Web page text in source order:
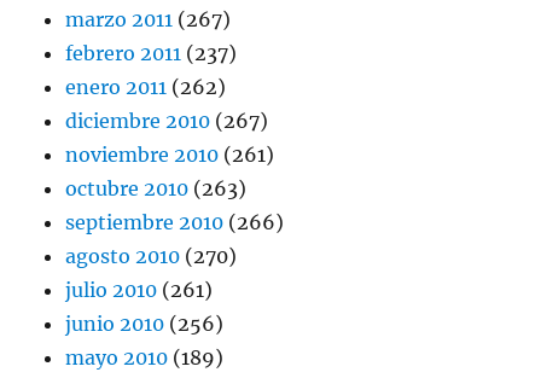
marzo 2011 (267)
febrero 2011 (237)
enero 2011 (262)
diciembre 2010 (267)
noviembre 2010 (261)
octubre 2010 (263)
septiembre 2010 (266)
agosto 2010 (270)
julio 2010 (261)
junio 2010 (256)
mayo 2010 (189)